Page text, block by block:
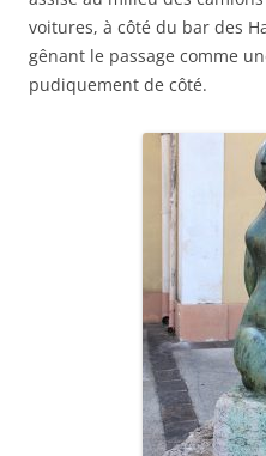
voitures, à côté du bar des
gênant le passage comme
pudiquement de côté.